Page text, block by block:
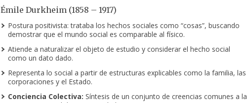
Émile Durkheim (1858 – 1917)
Postura positivista: trataba los hechos sociales como “cosas”, buscando
demostrar que el mundo social es comparable al físico.
Atiende a naturalizar el objeto de estudio y considerar el hecho social
como un dato dado.
Representa lo social a partir de estructuras explicables como la familia, las
corporaciones y el Estado.
Conciencia Colectiva: Síntesis de un conjunto de creencias comunes a la